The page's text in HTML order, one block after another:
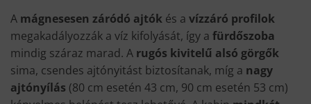
A mágnesesen záródó ajtók és a vízzáró profilok
megakadályozzák a víz kifolyását, így a fürdőszoba
mindig száraz marad. A rugós kivitelű alsó görgők
sima, csendes ajtónyitást biztosítanak, míg a nagy
ajtónyílás (80 cm esetén 43 cm, 90 cm esetén 53 cm)